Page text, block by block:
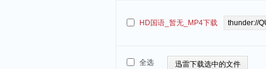
HD国语_暂无_MP4下载
全选 迅雷下载选中的文件